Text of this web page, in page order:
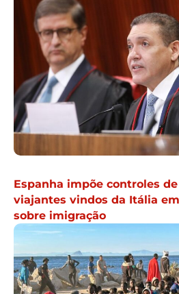
Espanha impõe controles
viajantes vindos da Itália
sobre imigração